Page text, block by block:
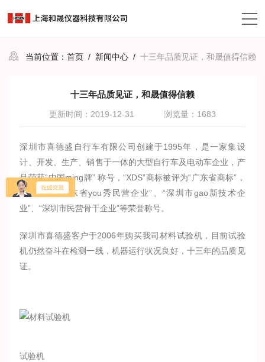
当前位置：首页 / 新闻中心 /十三年品质见证，和晟值得信赖
十三年品质见证，和晟值得信赖
更新时间：2019-12-31 浏览量：1683
深圳市喜德盛自行车有限公司创建于1995年，是一家集设
计、开发、生产、销售于一体的大型自行车及电动车企业，产
品荣获“中国ming牌” 称号，“XDS”商标被评为“广东省商标”，
公司荣获“广东省you秀民营企业”、“深圳市gao新技术企
业”、“深圳市民营骨干企业”等荣誉称号。
深圳市喜德盛客户于2006年购买我司材料试验机，目前试验
机仍然奋斗在检测一线，机器运行状况良好，十三年的品质见
证。
试验机